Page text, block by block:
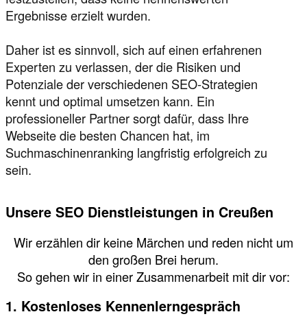
Ergebnisse erzielt wurden.
Daher ist es sinnvoll, sich auf einen erfahrenen
Experten zu verlassen, der die Risiken und
Potenziale der verschiedenen SEO-Strategien
kennt und optimal umsetzen kann. Ein
professioneller Partner sorgt dafür, dass Ihre
Webseite die besten Chancen hat, im
Suchmaschinenranking langfristig erfolgreich zu
sein.
Unsere SEO Dienstleistungen in Creußen
Wir erzählen dir keine Märchen und reden nicht um
den großen Brei herum.
So gehen wir in einer Zusammenarbeit mit dir vor:
1. Kostenloses Kennenlerngespräch